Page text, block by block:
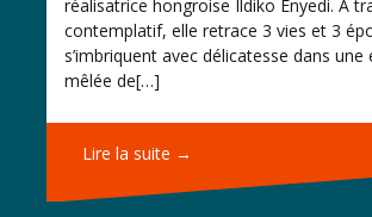
réalisatrice hongroise Ildiko Enyedi. À
contemplatif, elle retrace 3 vies et 3
s’imbriquent avec délicatesse dans une
mêlée de[…]
Lire la suite →